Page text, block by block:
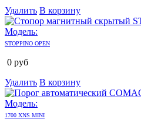
Удалить В корзину
Модель:
STOPPINO OPEN
0 руб
Удалить В корзину
Модель:
1700 XNS MINI